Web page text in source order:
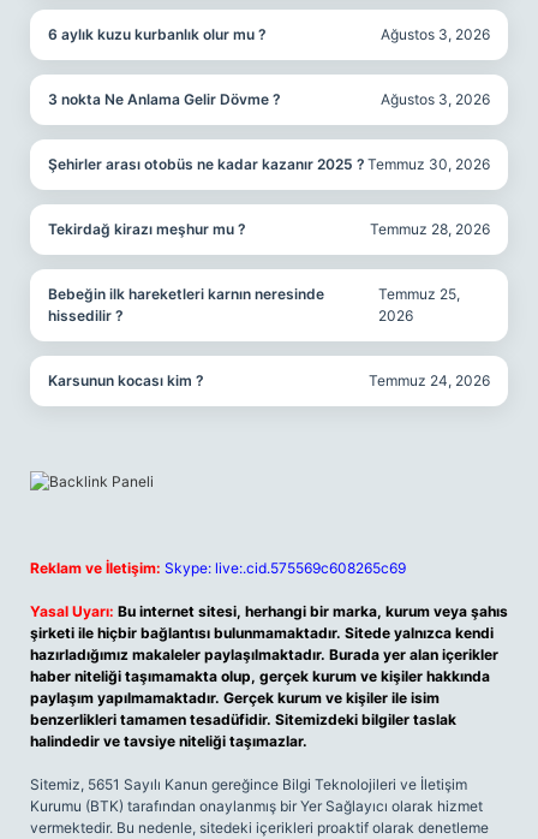
6 aylık kuzu kurbanlık olur mu ? Ağustos 3, 2026
3 nokta Ne Anlama Gelir Dövme ? Ağustos 3, 2026
Şehirler arası otobüs ne kadar kazanır 2025 ? Temmuz 30, 2026
Tekirdağ kirazı meşhur mu ? Temmuz 28, 2026
Bebeğin ilk hareketleri karnın neresinde
hissedilir ?
Temmuz 25,
2026
Karsunun kocası kim ? Temmuz 24, 2026
Reklam ve İletişim: Skype: live:.cid.575569c608265c69
Yasal Uyarı: Bu internet sitesi, herhangi bir marka, kurum veya şahıs
şirketi ile hiçbir bağlantısı bulunmamaktadır. Sitede yalnızca kendi
hazırladığımız makaleler paylaşılmaktadır. Burada yer alan içerikler
haber niteliği taşımamakta olup, gerçek kurum ve kişiler hakkında
paylaşım yapılmamaktadır. Gerçek kurum ve kişiler ile isim
benzerlikleri tamamen tesadüfidir. Sitemizdeki bilgiler taslak
halindedir ve tavsiye niteliği taşımazlar.
Sitemiz, 5651 Sayılı Kanun gereğince Bilgi Teknolojileri ve İletişim
Kurumu (BTK) tarafından onaylanmış bir Yer Sağlayıcı olarak hizmet
vermektedir. Bu nedenle, sitedeki içerikleri proaktif olarak denetleme